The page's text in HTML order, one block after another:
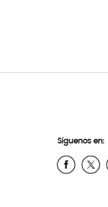
Síguenos en: